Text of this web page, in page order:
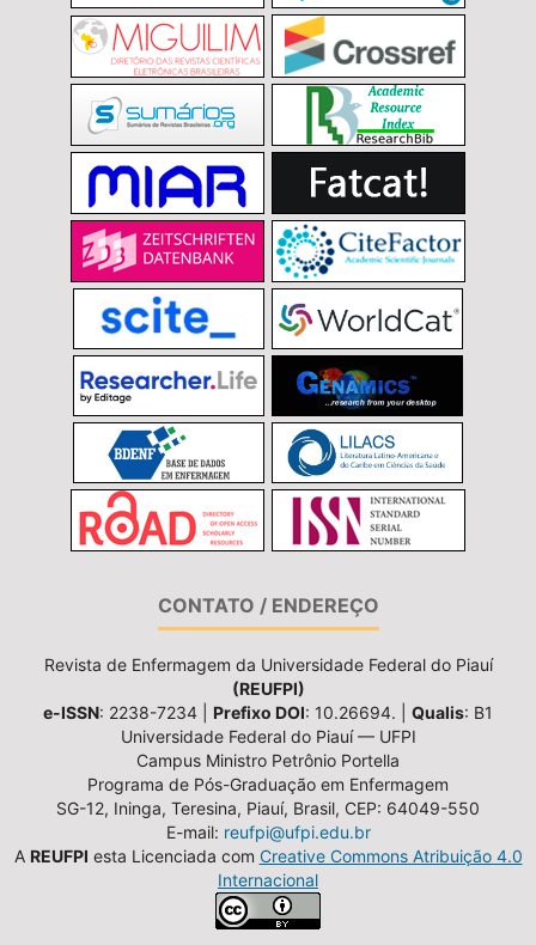
CONTATO / ENDEREÇO
Revista de Enfermagem da Universidade Federal do Piauí
(REUFPI)
e-ISSN: 2238-7234 | Prefixo DOI: 10.26694. | Qualis: B1
Universidade Federal do Piauí — UFPI
Campus Ministro Petrônio Portella
Programa de Pós-Graduação em Enfermagem
SG-12, Ininga, Teresina, Piauí, Brasil, CEP: 64049-550
E-mail: reufpi@ufpi.edu.br
A REUFPI esta Licenciada com Creative Commons Atribuição 4.0
Internacional